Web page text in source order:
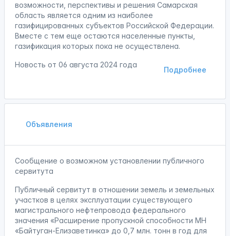
возможности, перспективы и решения Самарская
область является одним из наиболее
газифицированных субъектов Российской Федерации.
Вместе с тем еще остаются населенные пункты,
газификация которых пока не осуществлена.
Подробнее
Новость от 06 августа 2024 года
Объявления
Сообщение о возможном установлении публичного
сервитута
Публичный сервитут в отношении земель и земельных
участков в целях эксплуатации существующего
магистрального нефтепровода федерального
значения «Расширение пропускной способности МН
«Байтуган-Елизаветинка» до 0,7 млн. тонн в год для